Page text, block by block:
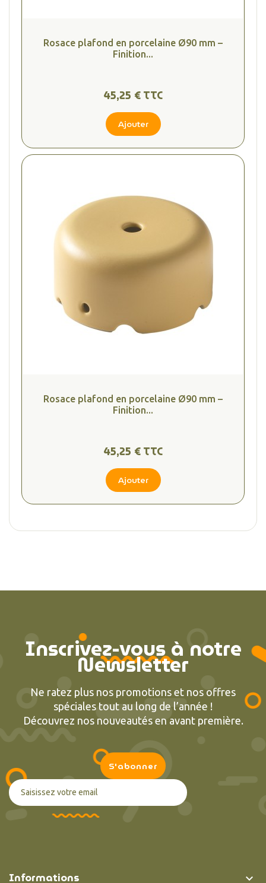
Rosace plafond en porcelaine Ø90 mm –
Finition...
45,25 € TTC
Ajouter
Rosace plafond en porcelaine Ø90 mm –
Finition...
45,25 € TTC
Ajouter
Inscrivez-vous à notre
Newsletter
Ne ratez plus nos promotions et nos offres
spéciales tout au long de l’année !
Découvrez nos nouveautés en avant première.
Informations 